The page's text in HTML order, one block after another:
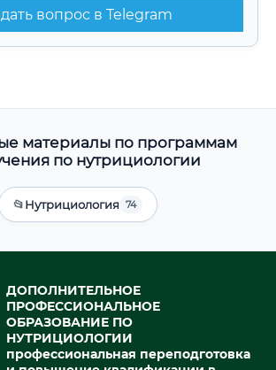
вопрос в Telegram
материалы по программам
по нутрициологии
📂Нутрициология 74
ДОПОЛНИТЕЛЬНОЕ
ПРОФЕССИОНАЛЬНОЕ
ОБРАЗОВАНИЕ ПО
НУТРИЦИОЛОГИИ
профессиональная переподготовка